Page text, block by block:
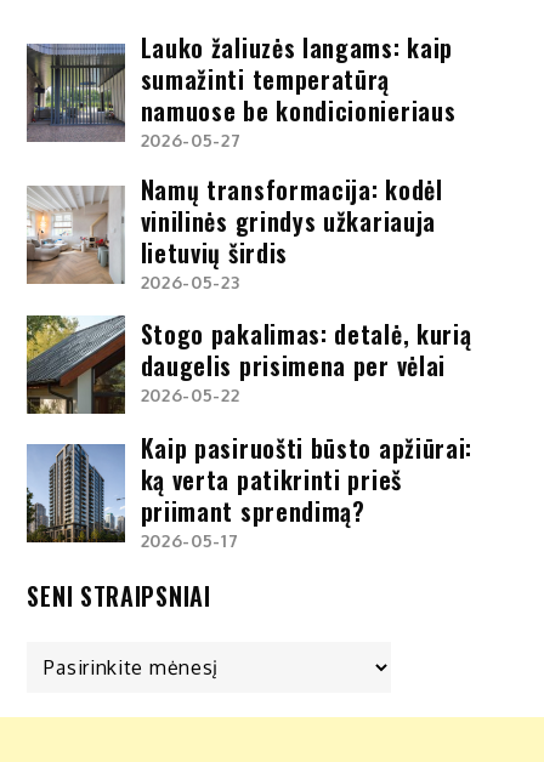
Lauko žaliuzės langams: kaip
sumažinti temperatūrą
namuose be kondicionieriaus
2026-05-27
Namų transformacija: kodėl
vinilinės grindys užkariauja
lietuvių širdis
2026-05-23
Stogo pakalimas: detalė, kurią
daugelis prisimena per vėlai
2026-05-22
Kaip pasiruošti būsto apžiūrai:
ką verta patikrinti prieš
priimant sprendimą?
2026-05-17
SENI STRAIPSNIAI